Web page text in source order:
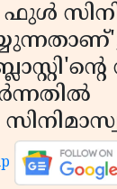
ഫുൾ